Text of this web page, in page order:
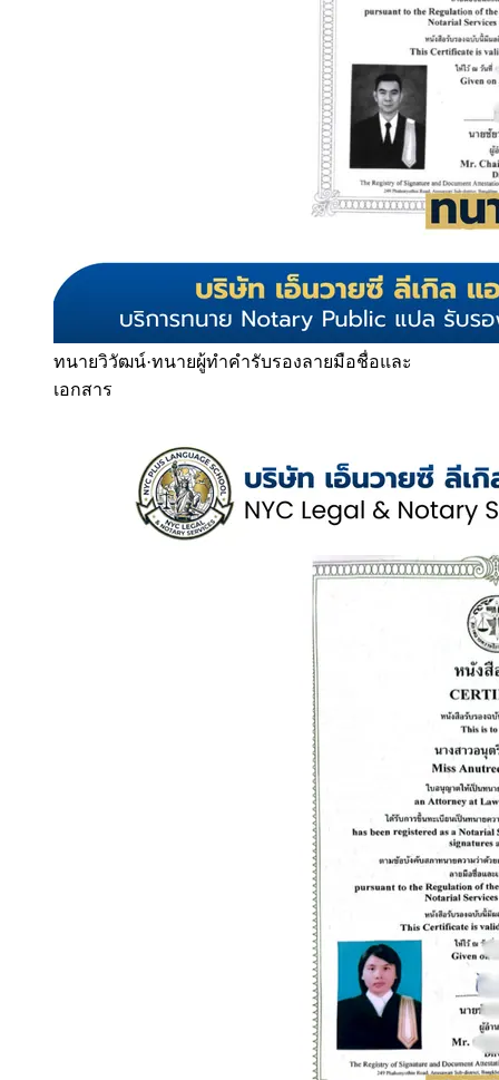
ทนายวิวัฒน์·ทนายผู้ทำคำรับรองลายมือชื่อและ
เอกสาร